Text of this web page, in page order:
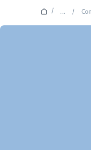
/ ... /